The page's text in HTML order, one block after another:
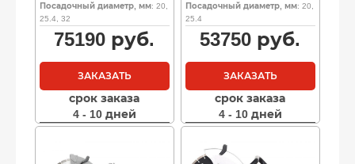
Посадочный диаметр, мм: 20,
25.4, 32
75190 руб.
ЗАКАЗАТЬ
срок заказа
4 - 10 дней
Посадочный диаметр, мм: 20,
25.4
53750 руб.
ЗАКАЗАТЬ
срок заказа
4 - 10 дней